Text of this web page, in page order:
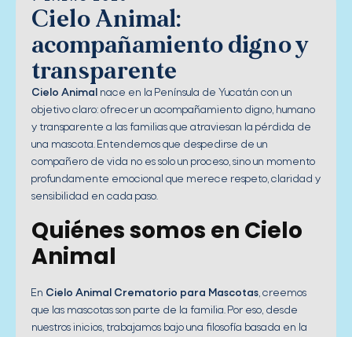
Cielo Animal:
acompañamiento digno y
transparente
Cielo Animal nace en la Península de Yucatán con un
objetivo claro: ofrecer un acompañamiento digno, humano
y transparente a las familias que atraviesan la pérdida de
una mascota. Entendemos que despedirse de un
compañero de vida no es solo un proceso, sino un momento
profundamente emocional que merece respeto, claridad y
sensibilidad en cada paso.
Quiénes somos en Cielo
Animal
En Cielo Animal Crematorio para Mascotas, creemos
que las mascotas son parte de la familia. Por eso, desde
nuestros inicios, trabajamos bajo una filosofía basada en la